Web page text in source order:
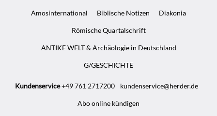
Amosinternational Biblische Notizen Diakonia
Römische Quartalschrift
ANTIKE WELT & Archäologie in Deutschland
G/GESCHICHTE
Kundenservice+49 761 2717200 kundenservice@herder.de
Abo online kündigen